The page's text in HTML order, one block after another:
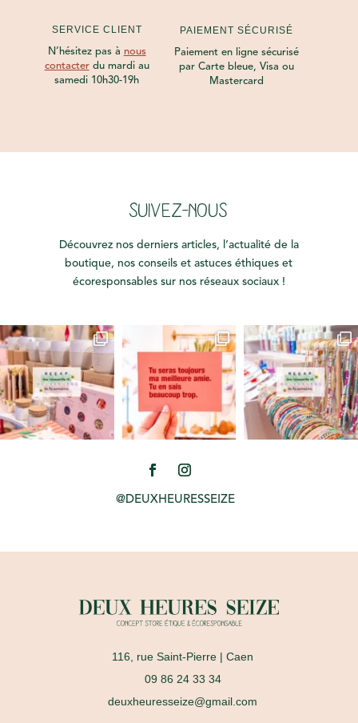
SERVICE CLIENT
N’hésitez pas à nous
contacterdu mardi au
samedi 10h30-19h
PAIEMENT SÉCURISÉ
Paiement en ligne sécurisé
par Carte bleue, Visa ou
Mastercard
SUIVEZ-NOUS
Découvrez nos derniers articles, l’actualité de la
boutique, nos conseils et astuces éthiques et
écoresponsables sur nos réseaux sociaux !
@DEUXHEURESSEIZE
116, rue Saint-Pierre | Caen
09 86 24 33 34
deuxheuresseize@gmail.com